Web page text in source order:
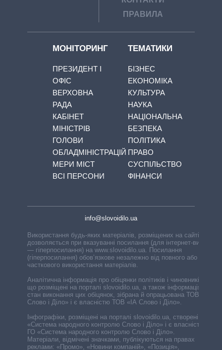
ПРАВИЛА
МОНІТОРИНГ
ПРЕЗИДЕНТ І
ОФІС
ВЕРХОВНА
РАДА
КАБІНЕТ
МІНІСТРІВ
ГОЛОВИ
ОБЛАДМІНІСТРАЦІЙ
МЕРИ МІСТ
ВСІ ПЕРСОНИ
ТЕМАТИКИ
БІЗНЕС
ЕКОНОМІКА
КУЛЬТУРА
НАУКА
НАЦІОНАЛЬНА
БЕЗПЕКА
ПОЛІТИКА
ПРАВО
СУСПІЛЬСТВО
ФІНАНСИ
info@slovoidilo.ua
Використання будь-яких матеріалів, розміщених на сайті,
дозволяється при вказуванні посилання (для інтернет-видань
— гіперпосилання) на www.slovoidilo.ua. Посилання
(гіперпосилання) обов’язкове незалежно від повного або
часткового використання матеріалів.
Аналітична інформація про обіцянки політиків і чиновників,
що розміщені на порталі slovoidilo.ua, а також інформація про
стан виконання цих обіцянок, зібрана й опрацьована ТОВ «ІА
Слово і Діло» і є власністю ТОВ «ІА Слово і Діло».
Інфографіки, розміщені на порталі slovoidilo.ua, створені ГО
«Система народного контролю Слово і Діло» і є власністю
ГО «Система народного контролю Слово і Діло».
Матеріали, відмічені значками, публікуються на правах
реклами: «Промо», «Новини компаній», «Позиція»,